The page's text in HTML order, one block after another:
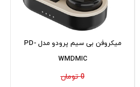
میکروفن بی سیم پرودو مدل PD-
WMDMIC
0 تومان